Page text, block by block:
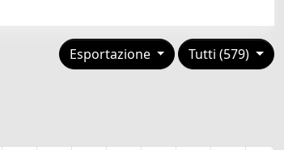
Tutti (579)
Esportazione